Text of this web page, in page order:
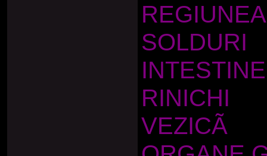
SOLDURI
INTESTINE
RINICHI
VEZICÃ